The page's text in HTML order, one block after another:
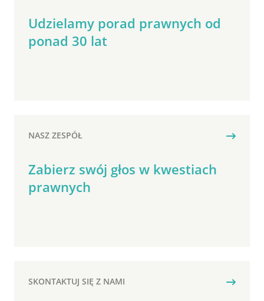
Udzielamy porad prawnych od
ponad 30 lat
NASZ ZESPÓŁ
Zabierz swój głos w kwestiach
prawnych
SKONTAKTUJ SIĘ Z NAMI